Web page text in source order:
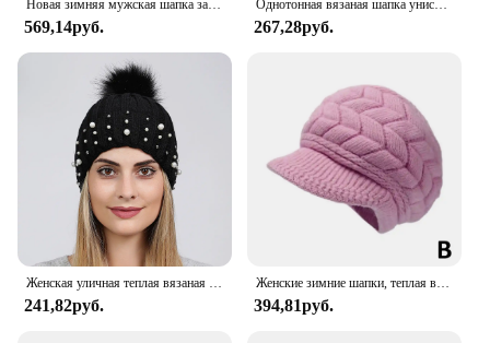
569,14руб.
Однотонная вязаная шапка унисекс, сезон осень-зима, мягкая теплая вязаная шапка из смешанной шерсти, шапка для мужчин и женщин, Лыжные шапки, шапки 13 цветов, облегающие шапки
267,28руб.
241,82руб.
Женские зимние шапки, теплая вязаная шапка, шапка-бини с напуском и полями, подарки
394,81руб.